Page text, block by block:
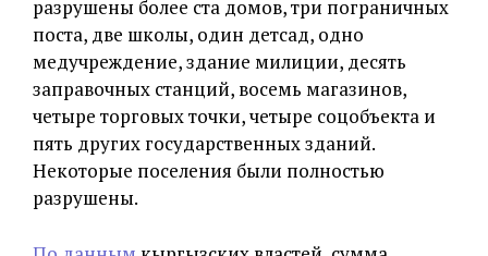
разрушены более ста домов, три пограничных
поста, две школы, один детсад, одно
медучреждение, здание милиции, десять
заправочных станций, восемь магазинов,
четыре торговых точки, четыре соцобъекта и
пять других государственных зданий.
Некоторые поселения были полностью
разрушены.